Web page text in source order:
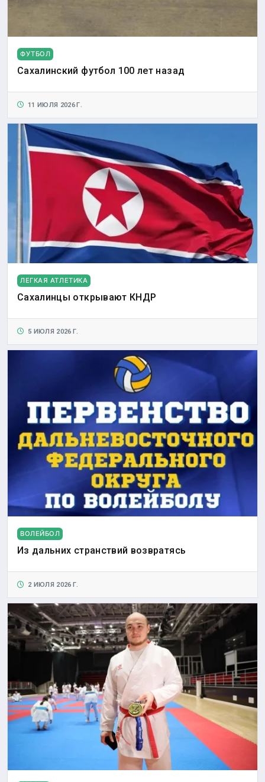
ФУТБОЛ
Сахалинский футбол 100 лет назад
11 ИЮЛЯ 2026 Г.
ЛЕГКАЯ АТЛЕТИКА
Сахалинцы открывают КНДР
5 ИЮЛЯ 2026 Г.
ВОЛЕЙБОЛ
Из дальних странствий возвратясь
2 ИЮЛЯ 2026 Г.